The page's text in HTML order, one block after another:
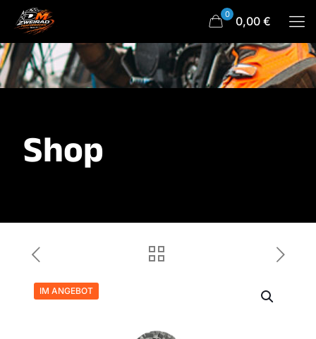
0 0,00 €
Shop
IM ANGEBOT